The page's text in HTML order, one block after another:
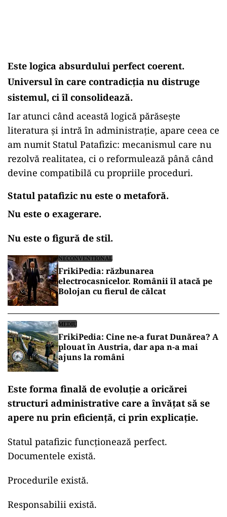
Este logica absurdului perfect coerent.
Universul în care contradicția nu distruge
sistemul, ci îl consolidează.
Iar atunci când această logică părăsește
literatura și intră în administrație, apare ceea ce
am numit Statul Patafizic: mecanismul care nu
rezolvă realitatea, ci o reformulează până când
devine compatibilă cu propriile proceduri.
Statul patafizic nu este o metaforă.
Nu este o exagerare.
Nu este o figură de stil.
NECONVENTIONAL
FrikiPedia: răzbunarea
electrocasnicelor. Românii îl atacă pe
Bolojan cu fierul de călcat
MEDIU
FrikiPedia: Cine ne-a furat Dunărea? A
plouat în Austria, dar apa n-a mai
ajuns la români
Este forma finală de evoluție a oricărei
structuri administrative care a învățat să se
apere nu prin eficiență, ci prin explicație.
Statul patafizic funcționează perfect.
Documentele există.
Procedurile există.
Responsabilii există.